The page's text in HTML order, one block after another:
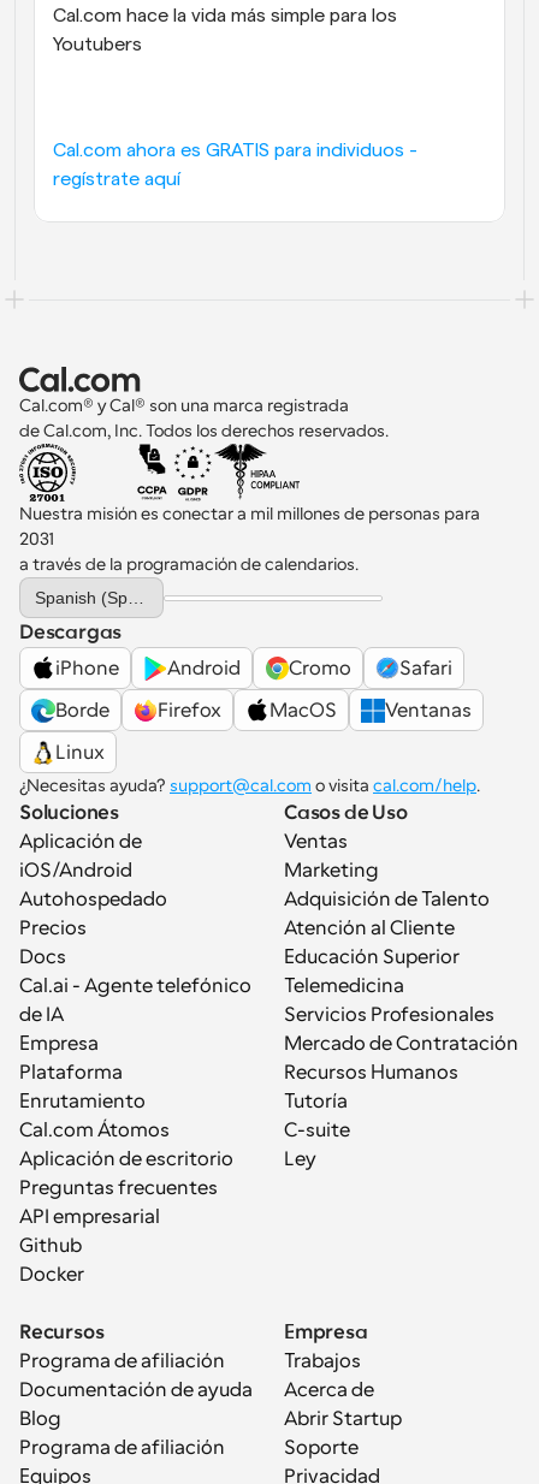
Cal.com hace la vida más simple para los
Youtubers
Cal.com ahora es GRATIS para individuos -
regístrate aquí
Cal.com® y Cal® son una marca registrada
de Cal.com, Inc. Todos los derechos reservados.
Nuestra misión es conectar a mil millones de personas para
2031
a través de la programación de calendarios.
Select Language
Descargas
iPhone
Android Cromo
Safari
Borde
Firefox MacOS
Ventanas
Linux
¿Necesitas ayuda? support@cal.com o visita cal.com/help.
Soluciones
Aplicación de
iOS/Android
Autohospedado
Precios
Docs
Cal.ai - Agente telefónico
de IA
Empresa
Plataforma
Enrutamiento
Cal.com Átomos
Aplicación de escritorio
Preguntas frecuentes
API empresarial
Github
Docker
Casos de Uso
Ventas
Marketing
Adquisición de Talento
Atención al Cliente
Educación Superior
Telemedicina
Servicios Profesionales
Mercado de Contratación
Recursos Humanos
Tutoría
C-suite
Ley
Recursos
Programa de afiliación
Documentación de ayuda
Blog
Programa de afiliación
Equipos
Empresa
Trabajos
Acerca de
Abrir Startup
Soporte
Privacidad